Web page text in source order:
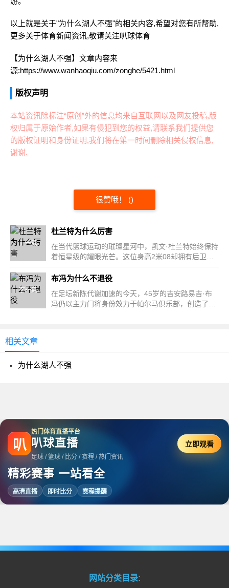
以上就是关于"为什么湖人不强"的相关内容,希望对您有所帮助,
更多关于体育新闻资讯,敬请关注叭球体育
【为什么湖人不强】文章内容来
源:https://www.wanhaoqiu.com/zonghe/5421.html
版权声明
本站资讯除标注“原创”外的信息均来自互联网以及网友投稿,版
权归属于原始作者,如果有侵犯到您的权益,请联系我们提供您
的版权证明和身份证明,我们将在第一时间删除相关侵权信息,
谢谢.
很赞哦！ ()
上一篇
杜兰特为什么厉害
在当代篮球运动的璀璨星河中，凯文·杜兰特始终保持
着恒星级的耀眼光芒。这位身高2米08却拥有后卫技
下一篇
布冯为什么不退役
在足坛新陈代谢加速的今天，45岁的吉安路易吉·布
冯仍以主力门将身份效力于帕尔马俱乐部，创造了欧
相关文章
为什么湖人不强
叭
热门体育直播平台
叭球直播
足球 / 篮球 / 比分 / 赛程 / 热门资讯
精彩赛事 一站看全
高清直播 即时比分 赛程提醒
立即观看
网站分类目录: